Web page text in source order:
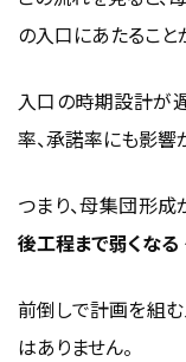
の入口にあたること
入口の時期設計が
率、承諾率にも影響
つまり、母集団形成
後工程まで弱くなる
前倒しで計画を組む
はありません。